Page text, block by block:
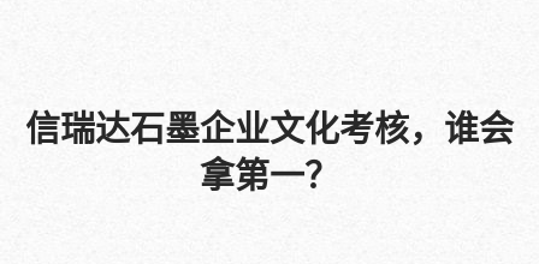
信瑞达石墨企业文化考核，谁会
拿第一？